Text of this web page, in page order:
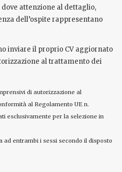
attenzione al dettaglio,
dell’ospite rappresentano
inviare il proprio CV aggiornato
al trattamento dei
di autorizzazione al
al Regolamento UE n.
esclusivamente per la selezione in
entrambi i sessi secondo il disposto